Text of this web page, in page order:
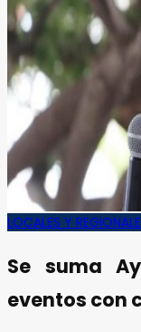
LOCALES Y
Se suma
eventos con